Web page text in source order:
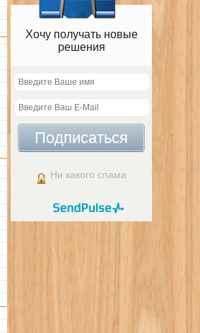
Хочу получать новые
решения
Подписаться
Ни какого спама